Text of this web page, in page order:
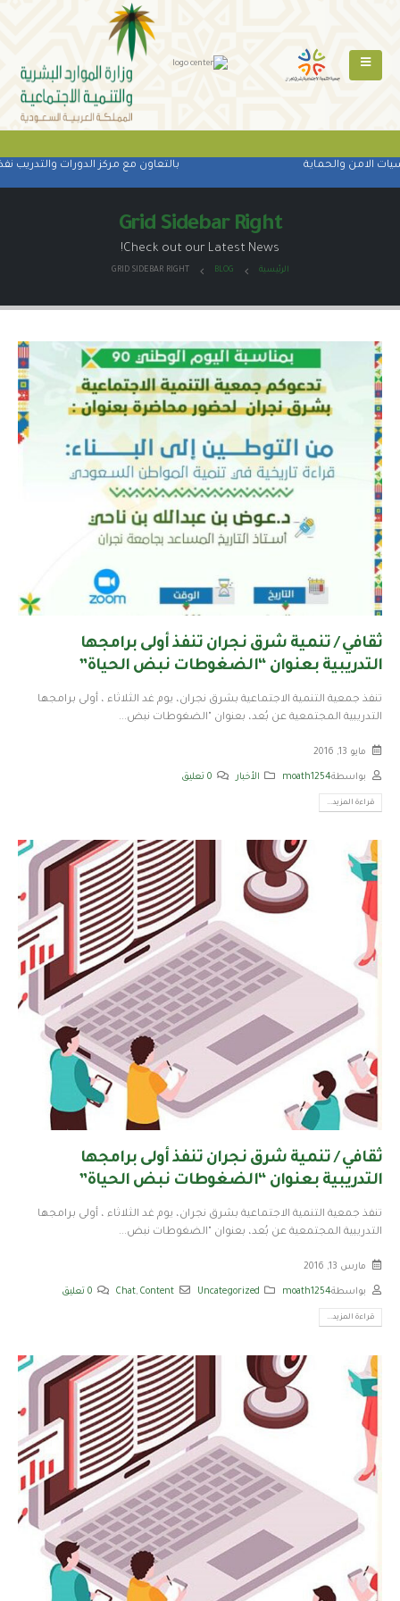
الامن والحماية بالتعاون مع مركز الدورات والتدريب
Grid Sidebar Right
Check out our Latest News!
الرئيسية BLOG
GRID SIDEBAR RIGHT
ثقافي / تنمية شرق نجران تنفذ أولى برامجها
التدريبية بعنوان “الضغوطات نبض الحياة”
تنفذ جمعية التنمية الاجتماعية بشرق نجران، يوم غد الثلاثاء ، أولى برامجها
التدريبية المجتمعية عن بُعد، بعنوان "الضغوطات نبض...
مايو 13, 2016
بواسطةmoath1254 الأخبار 0 تعليق
قراءة المزيد...
ثقافي / تنمية شرق نجران تنفذ أولى برامجها
التدريبية بعنوان “الضغوطات نبض الحياة”
تنفذ جمعية التنمية الاجتماعية بشرق نجران، يوم غد الثلاثاء ، أولى برامجها
التدريبية المجتمعية عن بُعد، بعنوان "الضغوطات نبض...
مارس 13, 2016
بواسطةmoath1254
Uncategorized
Chat, Content 0 تعليق
قراءة المزيد...